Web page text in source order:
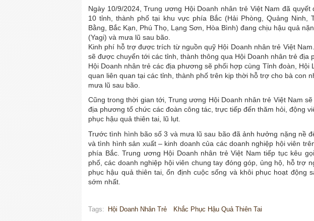
Ngày 10/9/2024, Trung ương Hội Doanh nhân trẻ Việt Nam đã
10 tỉnh, thành phố tại khu vực phía Bắc (Hải Phòng, Quảng Ninh,
Bằng, Bắc Kạn, Phú Thọ, Lạng Sơn, Hòa Bình) đang chịu hậu quả
(Yagi) và mưa lũ sau bão.
Kinh phí hỗ trợ được trích từ nguồn quỹ Hội Doanh nhân trẻ Việt
sẽ được chuyển tới các tỉnh, thành thông qua Hội Doanh nhân trẻ địa
Hội Doanh nhân trẻ các địa phương sẽ phối hợp cùng Tỉnh đoàn, Hội
quan liên quan tại các tỉnh, thành phố trên kịp thời hỗ trợ cho bà con
mưa lũ sau bão.
Cũng trong thời gian tới, Trung ương Hội Doanh nhân trẻ Việt Nam
địa phương tổ chức các đoàn công tác, trực tiếp đến thăm hỏi, động
phục hậu quả thiên tai, lũ lụt.
Trước tình hình bão số 3 và mưa lũ sau bão đã ảnh hưởng nặng nề
và tình hình sản xuất – kinh doanh của các doanh nghiệp hội viên
phía Bắc. Trung ương Hội Doanh nhân trẻ Việt Nam tiếp tục kêu
phố, các doanh nghiệp hội viên chung tay đóng góp, ủng hộ, hỗ trợ
phục hậu quả thiên tai, ổn định cuộc sống và khôi phục hoạt động
sớm nhất.
Tags: Hội Doanh Nhân Trẻ Khắc Phục Hậu Quả Thiên Tai